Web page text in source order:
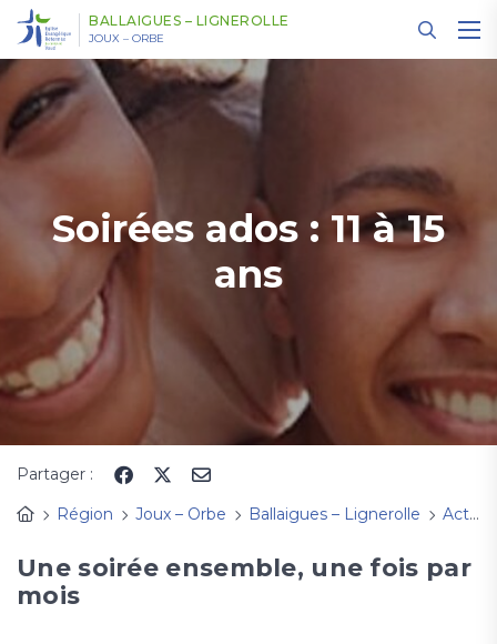
BALLAIGUES – LIGNEROLLE
JOUX – ORBE
Soirées ados : 11 à 15
ans
Partager :
Région
Joux – Orbe Ballaigues – Lignerolle Activités
Une soirée ensemble, une fois par
mois
Panneau de gestion des cookies